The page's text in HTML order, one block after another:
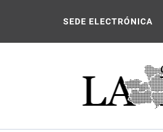
de Castilla-
SEDE ELECTRÓNICA